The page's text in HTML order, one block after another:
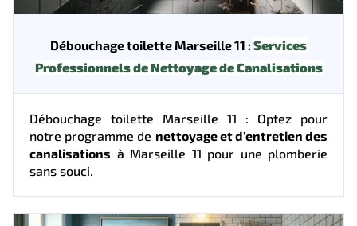
Débouchage toilette Marseille 11 : Services
Professionnels de Nettoyage de Canalisations
Débouchage toilette Marseille 11 : Optez pour
notre programme de nettoyage et d'entretien des
canalisations à Marseille 11 pour une plomberie
sans souci.